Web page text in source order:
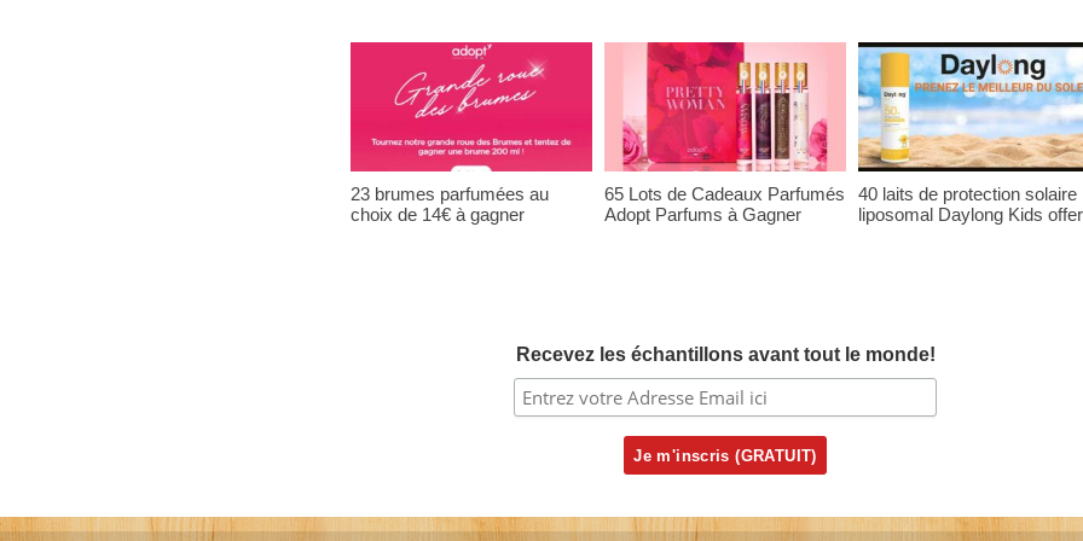
23 brumes parfumées au
choix de 14€ à gagner
65 Lots de Cadeaux Parfumés
Adopt Parfums à Gagner
40 laits de protection solaire
liposomal Daylong Kids
Recevez les échantillons avant tout le monde!